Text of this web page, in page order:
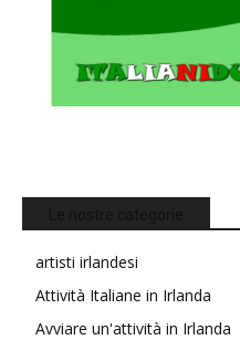
artisti irlandesi
Attività Italiane in Irlanda
Avviare un'attività in Irlanda